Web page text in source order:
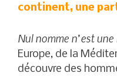
continent, une
Nul nomme n’est une
Europe, de la
découvre des